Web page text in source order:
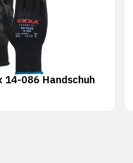
14-086 Handschuh